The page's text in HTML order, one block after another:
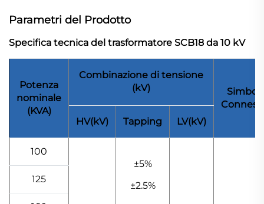
Parametri del Prodotto
Specifica tecnica del trasformatore SCB18 da 10 kV
Potenza
nominale
(KVA)
Combinazione di tensione
(kV)
HV(kV)
Tapping LV(kV)
100
±5%
±2.5%
125